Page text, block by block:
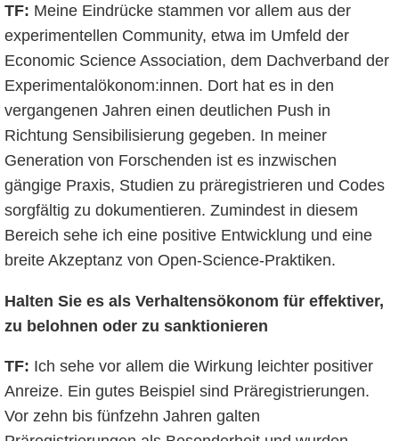
TF: Meine Eindrücke stammen vor allem aus der
experimentellen Community, etwa im Umfeld der
Economic Science Association, dem Dachverband der
Experimentalökonom:innen. Dort hat es in den
vergangenen Jahren einen deutlichen Push in
Richtung Sensibilisierung gegeben. In meiner
Generation von Forschenden ist es inzwischen
gängige Praxis, Studien zu präregistrieren und Codes
sorgfältig zu dokumentieren. Zumindest in diesem
Bereich sehe ich eine positive Entwicklung und eine
breite Akzeptanz von Open-Science-Praktiken.
Halten Sie es als Verhaltensökonom für effektiver,
zu belohnen oder zu sanktionieren
TF: Ich sehe vor allem die Wirkung leichter positiver
Anreize. Ein gutes Beispiel sind Präregistrierungen.
Vor zehn bis fünfzehn Jahren galten